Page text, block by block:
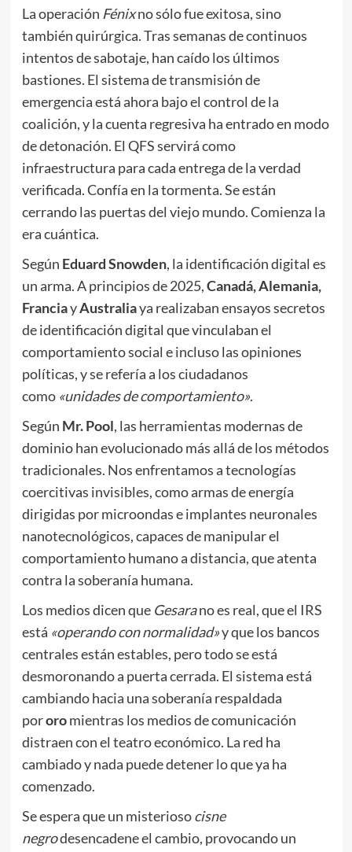
La operación Fénixno sólo fue exitosa, sino
también quirúrgica. Tras semanas de continuos
intentos de sabotaje, han caído los últimos
bastiones. El sistema de transmisión de
emergencia está ahora bajo el control de la
coalición, y la cuenta regresiva ha entrado en modo
de detonación. El QFS servirá como
infraestructura para cada entrega de la verdad
verificada. Confía en la tormenta. Se están
cerrando las puertas del viejo mundo. Comienza la
era cuántica.
Según Eduard Snowden, la identificación digital es
un arma. A principios de 2025,Canadá, Alemania,
FranciayAustraliaya realizaban ensayos secretos
de identificación digital que vinculaban el
comportamiento social e incluso las opiniones
políticas, y se refería a los ciudadanos
como «unidades de comportamiento».
Según Mr. Pool, las herramientas modernas de
dominio han evolucionado más allá de los métodos
tradicionales. Nos enfrentamos a tecnologías
coercitivas invisibles, como armas de energía
dirigidas por microondas e implantes neuronales
nanotecnológicos, capaces de manipular el
comportamiento humano a distancia, que atenta
contra la soberanía humana.
Los medios dicen que Gesarano es real, que el IRS
está «operando con normalidad»y que los bancos
centrales están estables, pero todo se está
desmoronando a puerta cerrada. El sistema está
cambiando hacia una soberanía respaldada
pororomientras los medios de comunicación
distraen con el teatro económico. La red ha
cambiado y nada puede detener lo que ya ha
comenzado.
Se espera que un misteriosocisne
negrodesencadene el cambio, provocando un